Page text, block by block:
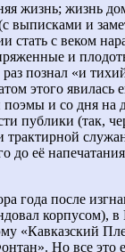
жизнь; жизнь
выписками и
стать с веком
и
познал «и
этого
поэмы и со дня
публики (так,
трактирной
до её
года после
корпусом),
«Кавказский
Но все это